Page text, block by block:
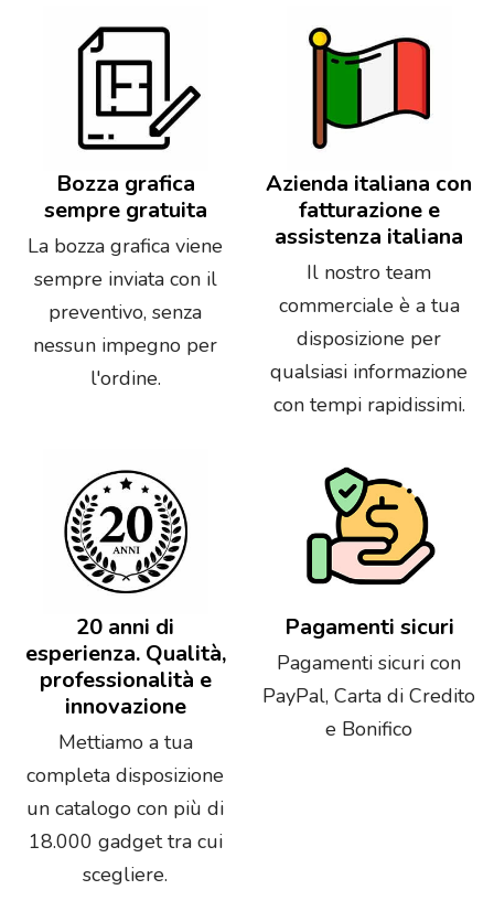
Bozza grafica
sempre gratuita
La bozza grafica viene
sempre inviata con il
preventivo, senza
nessun impegno per
l'ordine.
Azienda italiana con
fatturazione e
assistenza italiana
Il nostro team
commerciale è a tua
disposizione per
qualsiasi informazione
con tempi rapidissimi.
20 anni di
esperienza. Qualità,
professionalità e
innovazione
Mettiamo a tua
completa disposizione
un catalogo con più di
18.000 gadget tra cui
scegliere.
Pagamenti sicuri
Pagamenti sicuri con
PayPal, Carta di Credito
e Bonifico